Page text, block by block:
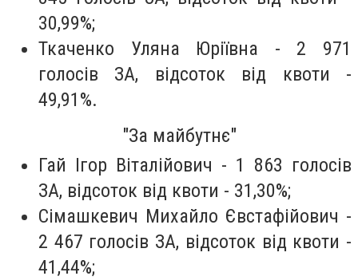
30,99%;
Ткаченко Уляна Юріївна - 2 971
голосів ЗА, відсоток від квоти -
49,91%.
"За майбутнє"
Гай Ігор Віталійович - 1 863 голосів
ЗА, відсоток від квоти - 31,30%;
Сімашкевич Михайло Євстафійович -
2 467 голосів ЗА, відсоток від квоти -
41,44%;